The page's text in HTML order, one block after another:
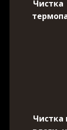
Чистка
Чистка